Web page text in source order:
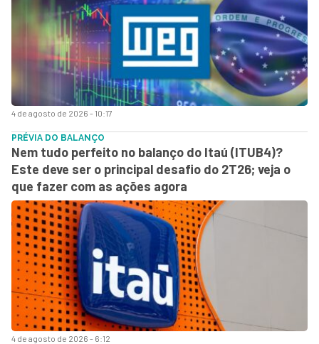
4 de agosto de 2026 - 10:17
4 de agosto de 2026 - 6:12
PRÉVIA DO BALANÇO
Nem tudo perfeito no balanço do Itaú (ITUB4)?
Este deve ser o principal desafio do 2T26; veja o
que fazer com as ações agora